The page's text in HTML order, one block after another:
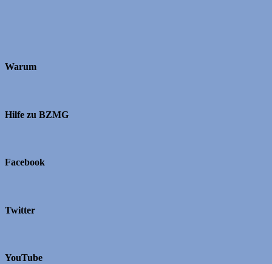
Warum
Hilfe zu BZMG
Facebook
Twitter
YouTube